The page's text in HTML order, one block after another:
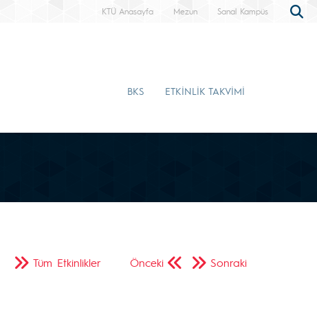
KTÜ Anasayfa Mezun Sanal Kampüs
BKS ETKİNLİK TAKVİMİ
Önceki Sonraki
Tüm Etkinlikler